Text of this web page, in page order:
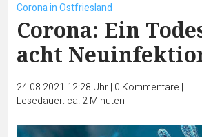
Corona in Ostfriesland
Corona: Ein
acht
24.08.2021 12:28 Uhr| 0 Kommentare |
Lesedauer: ca. 2 Minuten